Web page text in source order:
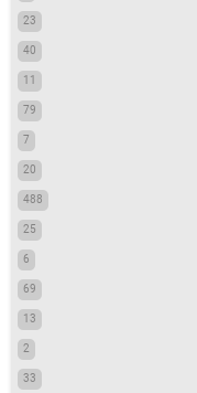
23
40
11
79
7
20
488
25
6
69
13
2
33